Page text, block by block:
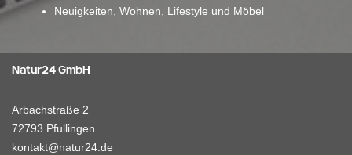
Neuigkeiten, Wohnen, Lifestyle und Möbel
Natur24 GmbH
Arbachstraße 2
72793 Pfullingen
kontakt@natur24.de